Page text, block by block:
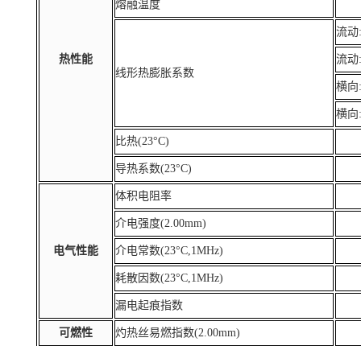
热性能
熔融温度
线形热膨胀系数
流动
流动
横向
横向
比热(23°C)
导热系数(23°C)
电气性能
体积电阻率
介电强度(2.00mm)
介电常数(23°C,1MHz)
耗散因数(23°C,1MHz)
漏电起痕指数
可燃性 灼热丝易燃指数(2.00mm)